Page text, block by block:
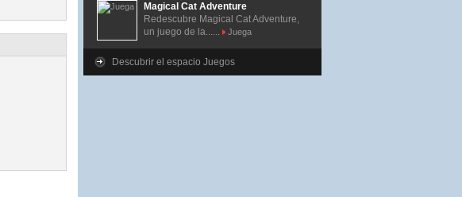
Magical Cat Adventure
Redescubre Magical Cat Adventure,
un juego de la......
Juega
Descubrir el espacio Juegos